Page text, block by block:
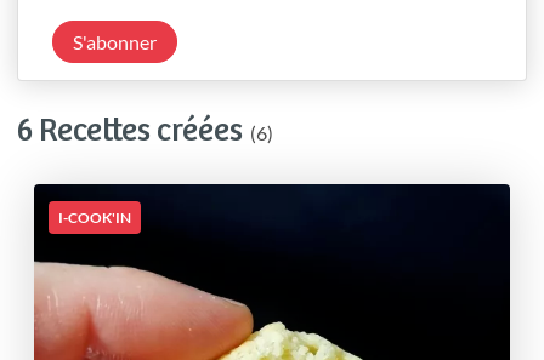
S'abonner
6 Recettes créées (6)
I-COOK'IN